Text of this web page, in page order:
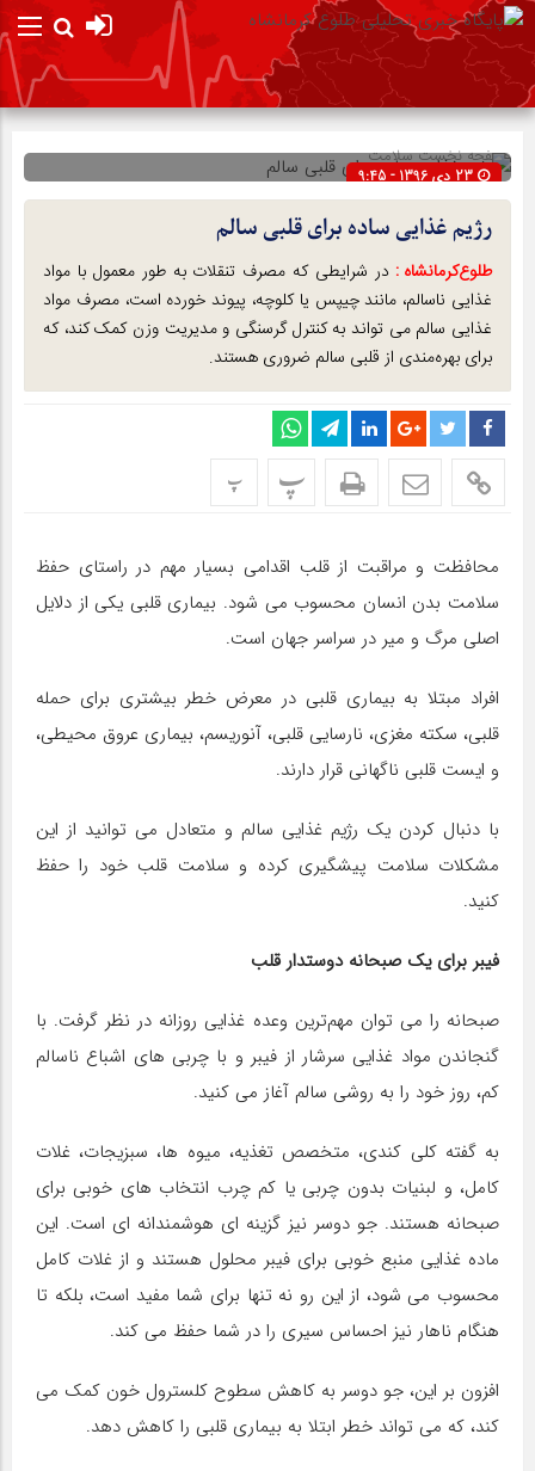
صفحه نخستسلامت
23 دی 1396 - 9:45
شناسه : 3748
رژیم غذایی ساده برای قلبی سالم
طلوع‌‌کرمانشاه : در شرایطی که مصرف تنقلات به طور معمول با مواد
غذایی ناسالم، مانند چیپس یا کلوچه، پیوند خورده است، مصرف مواد
غذایی سالم می تواند به کنترل گرسنگی و مدیریت وزن کمک کند، که
برای بهره‌مندی از قلبی سالم ضروری هستند.
پ پ
محافظت و مراقبت از قلب اقدامی بسیار مهم در راستای حفظ
سلامت بدن انسان محسوب می شود. بیماری قلبی یکی از دلایل
اصلی مرگ و میر در سراسر جهان است.
افراد مبتلا به بیماری قلبی در معرض خطر بیشتری برای حمله
قلبی، سکته مغزی، نارسایی قلبی، آنوریسم، بیماری عروق محیطی،
و ایست قلبی ناگهانی قرار دارند.
با دنبال کردن یک رژیم غذایی سالم و متعادل می توانید از این
مشکلات سلامت پیشگیری کرده و سلامت قلب خود را حفظ
کنید.
فیبر برای یک صبحانه دوستدار قلب
صبحانه را می توان مهم‌ترین وعده غذایی روزانه در نظر گرفت. با
گنجاندن مواد غذایی سرشار از فیبر و با چربی های اشباع ناسالم
کم، روز خود را به روشی سالم آغاز می کنید.
به گفته کلی کندی، متخصص تغذیه، میوه ها، سبزیجات، غلات
کامل، و لبنیات بدون چربی یا کم چرب انتخاب های خوبی برای
صبحانه هستند. جو دوسر نیز گزینه ای هوشمندانه ای است. این
ماده غذایی منبع خوبی برای فیبر محلول هستند و از غلات کامل
محسوب می شود، از این رو نه تنها برای شما مفید است، بلکه تا
هنگام ناهار نیز احساس سیری را در شما حفظ می کند.
افزون بر این، جو دوسر به کاهش سطوح کلسترول خون کمک می
کند، که می تواند خطر ابتلا به بیماری قلبی را کاهش دهد.